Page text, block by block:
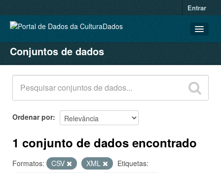
Entrar
CONJUNTOS DE DADOS
ORGANIZAÇÕES
GRUPOS
SOBRE
Conjuntos de dados
Ordenar por
1 conjunto de dados encontrado
Formatos: CSV XML
Etiquetas: